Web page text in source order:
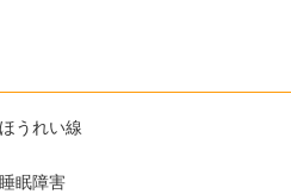
ほうれい線
睡眠障害